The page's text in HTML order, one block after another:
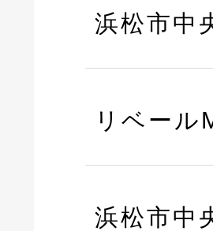
浜松市中
リベール
浜松市中